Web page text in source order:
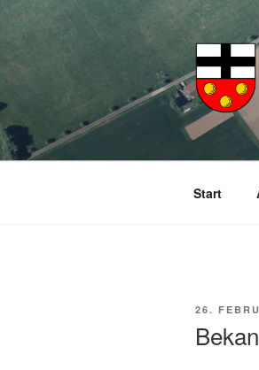
Inhalt
springen
Start
26.